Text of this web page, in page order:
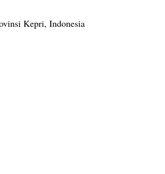
Kepri, Indonesia